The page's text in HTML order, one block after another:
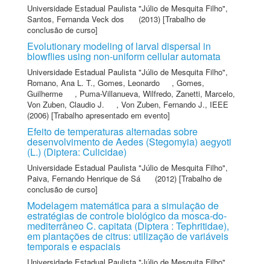
Universidade Estadual Paulista "Júlio de Mesquita Filho",
Santos, Fernanda Veck dos
(2013) [Trabalho de
conclusão de curso]
Evolutionary modeling of larval dispersal in
blowflies using non-uniform cellular automata
Universidade Estadual Paulista "Júlio de Mesquita Filho",
Romano, Ana L. T., Gomes, Leonardo , Gomes,
Guilherme
, Puma-Villanueva, Wilfredo, Zanetti, Marcelo,
Von Zuben, Claudio J.
, Von Zuben, Fernando J., IEEE
(2006) [Trabalho apresentado em evento]
Efeito de temperaturas alternadas sobre
desenvolvimento de Aedes (Stegomyia) aegyoti
(L.) (Diptera: Culicidae)
Universidade Estadual Paulista "Júlio de Mesquita Filho",
Paiva, Fernando Henrique de Sá
(2012) [Trabalho de
conclusão de curso]
Modelagem matemática para a simulação de
estratégias de controle biológico da mosca-do-
mediterrâneo C. capitata (Diptera : Tephritidae),
em plantações de citrus: utilização de variáveis
temporais e espaciais